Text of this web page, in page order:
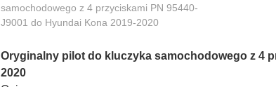
samochodowego z 4 przyciskami PN 95440-
J9001 do Hyundai Kona 2019-2020
Oryginalny pilot do kluczyka samochodowego z 4
2020